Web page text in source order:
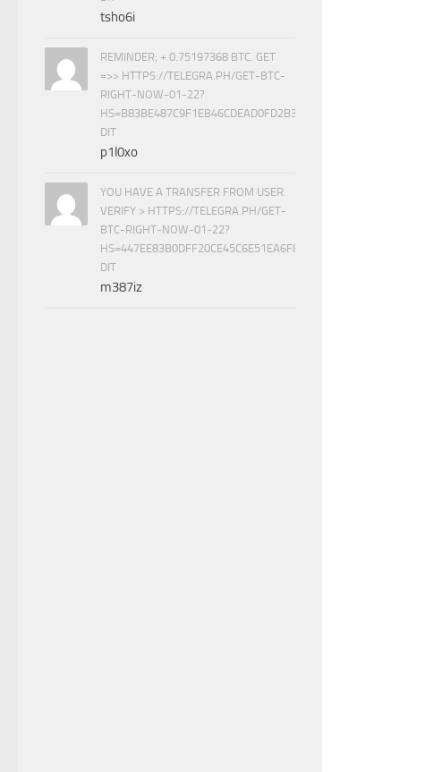
tsho6i
REMINDER; + 0.75197368 BTC. GET
=>> HTTPS://TELEGRA.PH/GET-BTC-
RIGHT-NOW-01-22?
HS=B83BE487C9F1EB46CDEAD0FD2B33DD54&
DIT
p1l0xo
YOU HAVE A TRANSFER FROM USER.
VERIFY > HTTPS://TELEGRA.PH/GET-
BTC-RIGHT-NOW-01-22?
HS=447EE83B0DFF20CE45C6E51EA6F8BE7B&
DIT
m387iz